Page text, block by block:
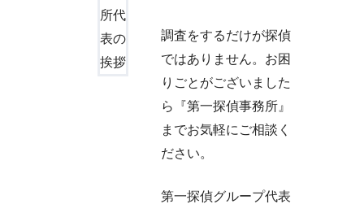
調査をするだけが探偵
ではありません。お困
りごとがございました
ら『第一探偵事務所』
までお気軽にご相談く
ださい。
第一探偵グループ代表